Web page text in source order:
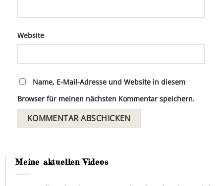
Website
Name, E-Mail-Adresse und Website in diesem
Browser für meinen nächsten Kommentar speichern.
Meine aktuellen Videos